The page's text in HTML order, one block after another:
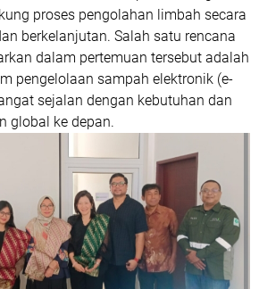
proses pengolahan limbah secara
berkelanjutan. Salah satu rencana
dalam pertemuan tersebut adalah
pengelolaan sampah elektronik (e-
sejalan dengan kebutuhan dan
global ke depan.